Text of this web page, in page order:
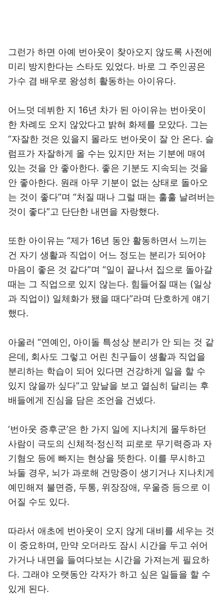
그런가 하면 아예 번아웃이 찾아오지 않도록 사전에
미리 방지한다는 스타도 있었다. 바로 그 주인공은
가수 겸 배우로 왕성히 활동하는 아이유다.
어느덧 데뷔한 지 16년 차가 된 아이유는 번아웃이
한 차례도 오지 않았다고 밝혀 화제를 모았다. 그는
“자잘한 것은 있을지 몰라도 번아웃이 잘 안 온다. 슬
럼프가 자잘하게 올 수는 있지만 저는 기분에 매여
있는 것을 안 좋아한다. 좋은 기분도 지속되는 것을
안 좋아한다. 원래 아무 기분이 없는 상태로 돌아오
는 것이 좋다”며 “처질 때나 그럴 때는 훌훌 날려버는
것이 좋다”고 단단한 내면을 자랑했다.
또한 아이유는 “제가 16년 동안 활동하면서 느끼는
건 자기 생활과 직업이 어느 정도는 분리가 되어야
마음이 좋은 것 같다”며 “일이 끝나서 집으로 돌아갈
때는 그 직업으로 있지 않는다. 힘들어질 때는 (일상
과 직업이) 일체화가 됐을 때다”라며 단호하게 얘기
했다.
아울러 “연예인, 아이돌 특성상 분리가 안 되는 것 같
은데, 회사도 그렇고 어린 친구들이 생활과 직업을
분리하는 학습이 되어 있다면 건강하게 일을 할 수
있지 않을까 싶다”고 앞날을 보고 열심히 달리는 후
배들에게 진심을 담은 조언을 건넸다.
‘번아웃 증후군’은 한 가지 일에 지나치게 몰두하던
사람이 극도의 신체적·정신적 피로로 무기력증과 자
기혐오 등에 빠지는 현상을 뜻한다. 이를 무시하고
놔둘 경우, 뇌가 과로해 건망증이 생기거나 지나치게
예민해져 불면증, 두통, 위장장애, 우울증 등으로 이
어질 수도 있다.
따라서 애초에 번아웃이 오지 않게 대비를 세우는 것
이 중요하며, 만약 오더라도 잠시 시간을 두고 쉬어
가거나 내면을 들여다보는 시간을 가져는게 필요하
다. 그래야 오랫동안 각자가 하고 싶은 일들을 할 수
있게 된다.